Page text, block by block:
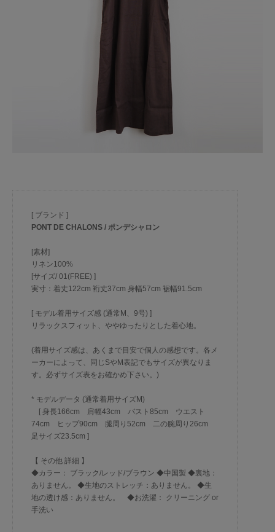
[ ブランド ]
PONT DE CHALONS / ポンデシャロン
[素材]
リネン100%
[サイズ/ 01(FREE) ]
実寸：着丈122cm 裄丈37cm 身幅57cm 裾幅91.5cm
[ モデル着用サイズ感 (通常M、9号) ]
リラックスフィット、ややゆったりとした着心地。
(着用サイズ感は、あくまで目安で個人の感想です。各メ
ーカーによって、同じSやM表記でもサイズが異なりま
す。必ずサイズ表をお確かめ下さい。)
* モデルデータ (通常着用サイズM)
[ 身長166cm 肩幅43cm バスト85cm ウエスト
74cm ヒップ90cm 腿周り52cm 二の腕周り26cm
足サイズ23.5cm ]
【 その他 詳細 】
◆カラー： ブラック/レッド/ブラウン ◆中国製 ◆裏地：
ありません。 ◆生地のストレッチ：ありません。 ◆生
地の透け感：ありません。 ◆お洗濯： クリーニング or
手洗い